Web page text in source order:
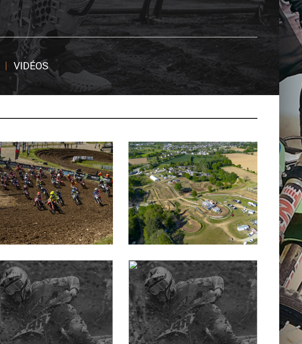
VIDÉOS
SAINT-JEAN
D\'ANGÉLY
2026
ROMAGNÉ 2026
FROTEY-LÈS-
GAILLAC-